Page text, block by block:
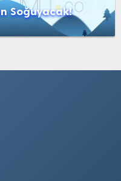
Soğuyacak!